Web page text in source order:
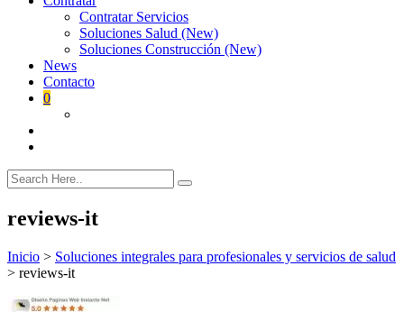
Contratar Servicios
Soluciones Salud (New)
Soluciones Construcción (New)
News
Contacto
0
reviews-it
Inicio > Soluciones integrales para profesionales y servicios de salud
> reviews-it